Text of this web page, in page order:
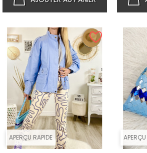
APERÇU RAPIDE